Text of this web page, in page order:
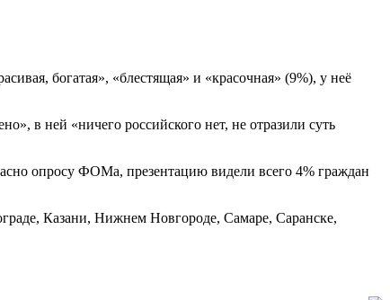
богатая», «блестящая» и «красочная» (9%), у неё
в ней «ничего российского нет, не отразили суть
опросу ФОМа, презентацию видели всего 4% граждан
Казани, Нижнем Новгороде, Самаре, Саранске,